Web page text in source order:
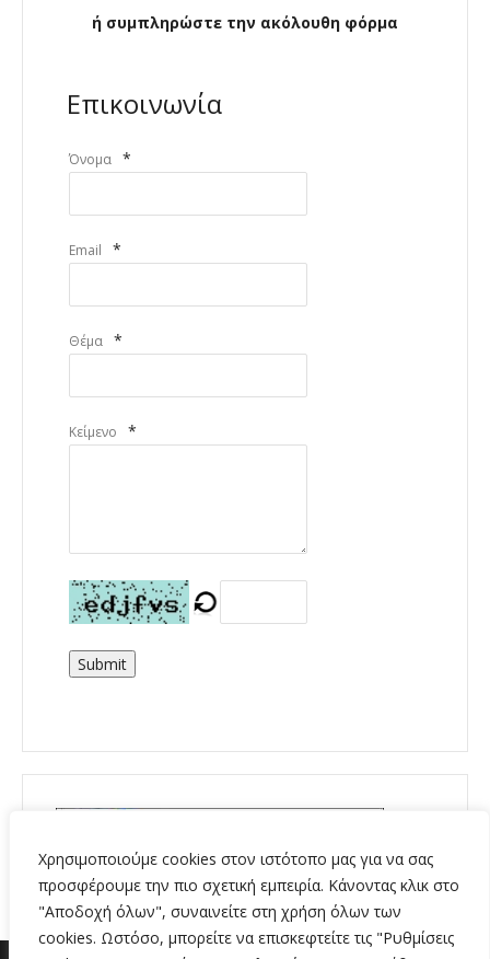
Χρησιμοποιούμε cookies στον ιστότοπο μας για να σας
προσφέρουμε την πιο σχετική εμπειρία. Κάνοντας κλικ στο
"Αποδοχή όλων", συναινείτε στη χρήση όλων των
cookies. Ωστόσο, μπορείτε να επισκεφτείτε τις "Ρυθμίσεις
ή συμπληρώστε την ακόλουθη φόρμα
Επικοινωνία
Όνομα *
Email *
Θέμα *
Κείμενο *
Submit